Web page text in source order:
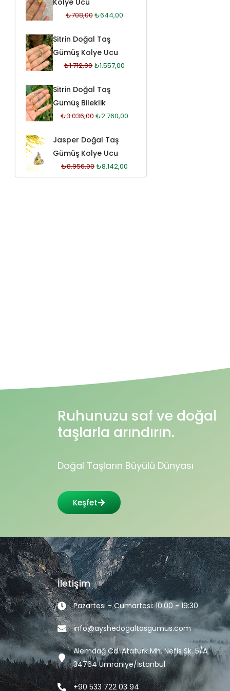
Kolye Ucu
₺708,00₺644,00
Sitrin Doğal Taş
Gümüş Kolye Ucu
₺1.712,00₺1.557,00
Sitrin Doğal Taş
Gümüş Bileklik
₺3.036,00₺2.760,00
Jasper Doğal Taş
Gümüş Kolye Ucu
₺8.956,00₺8.142,00
Ruhunuzu saf ve doğal
taşlarla arındırın.
Doğal Taşların Büyülü Dünyası
Keşfet
İletişim
Pazartesi - Cumartesi: 10:00 - 19:30
info@ayshedogaltasgumus.com
Alemdağ Cd. Atatürk Mh. Nefis Sk. 5/A
34764 Ümraniye/İstanbul
+90 533 722 03 94